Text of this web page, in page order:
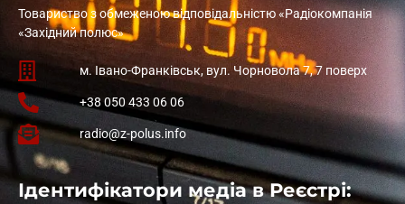
Товариство з обмеженою відповідальністю «Радіокомпанія
«Західний полюс»
м. Івано-Франківськ, вул. Чорновола 7, 7 поверх
+38 050 433 06 06
radio@z-polus.info
Ідентифікатори медіа в Реєстрі: